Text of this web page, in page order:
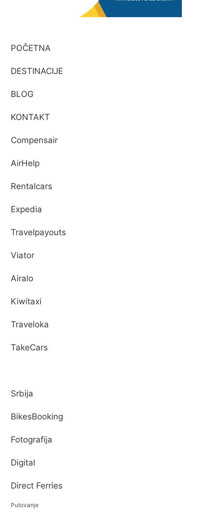
POČETNA
DESTINACIJE
BLOG
KONTAKT
Compensair
AirHelp
Rentalcars
Expedia
Travelpayouts
Viator
Airalo
Kiwitaxi
Traveloka
TakeCars
Srbija
BikesBooking
Fotografija
Digital
Direct Ferries
Putovanje